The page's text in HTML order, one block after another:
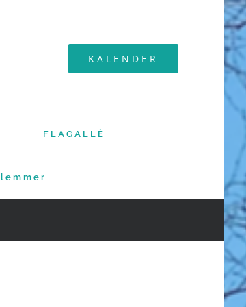
KALENDER
FLAGALLÈ